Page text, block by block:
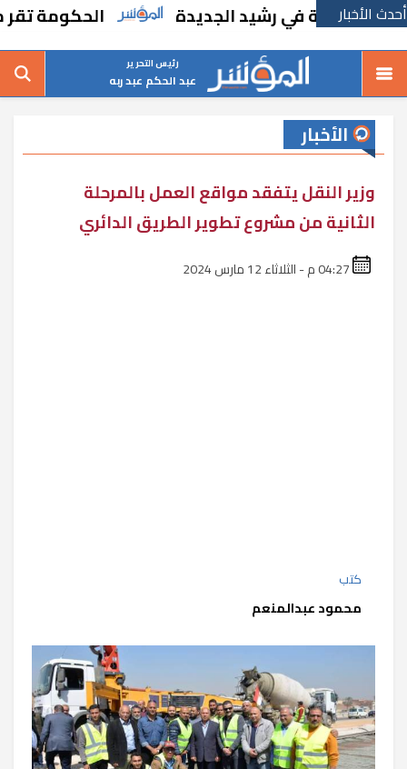
أحدث الأخبارفي رشيد الجديدة الحكومة تقر
رئيس التحرير
عبد الحكم عبد ربه
الأخبار
وزير النقل يتفقد مواقع العمل بالمرحلة
الثانية من مشروع تطوير الطريق الدائري
كتب
محمود عبدالمنعم